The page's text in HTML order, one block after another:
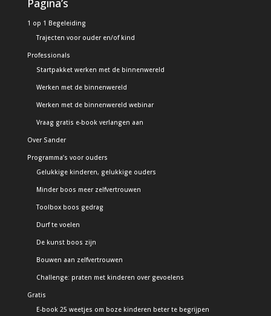
Pagina’s
1 op 1 Begeleiding
Trajecten voor ouder en/of kind
Professionals
Startpakket werken met de binnenwereld
Werken met de binnenwereld
Werken met de binnenwereld webinar
Vraag gratis e-book verlangen aan
Over Sander
Programma’s voor ouders
Gelukkige kinderen, gelukkige ouders
Minder boos meer zelfvertrouwen
Toolbox boos gedrag
Durf te voelen
De kunst boos zijn
Bouwen aan zelfvertrouwen
Challenge: praten met kinderen over gevoelens
Gratis
E-book 25 weetjes om boze kinderen beter te begrijpen